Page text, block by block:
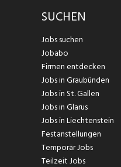
SUCHEN
Jobs suchen
Jobabo
Firmen entdecken
Jobs in Graubünden
Jobs in St. Gallen
Jobs in Glarus
Jobs in Liechtenstein
Festanstellungen
Temporär Jobs
Teilzeit Jobs